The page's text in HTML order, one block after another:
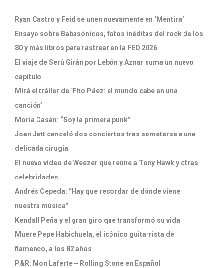
Ryan Castro y Feid se unen nuevamente en ‘Mentira’
Ensayo sobre Babasónicos, fotos inéditas del rock de los
80 y más libros para rastrear en la FED 2026
El viaje de Serú Girán por Lebón y Aznar suma un nuevo
capítulo
Mirá el tráiler de ‘Fito Páez: el mundo cabe en una
canción’
Moria Casán: “Soy la primera punk”
Joan Jett canceló dos conciertos tras someterse a una
delicada cirugía
El nuevo video de Weezer que reúne a Tony Hawk y otras
celebridades
Andrés Cepeda: “Hay que recordar de dónde viene
nuestra música”
Kendall Peña y el gran giro que transformó su vida
Muere Pepe Habichuela, el icónico guitarrista de
flamenco, a los 82 años
P&R: Mon Laferte – Rolling Stone en Español